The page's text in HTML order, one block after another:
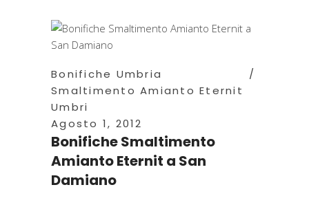
Bonifiche Umbria
Smaltimento Amianto Eternit
Umbri
Agosto 1, 2012
Bonifiche Smaltimento
Amianto Eternit a San
Damiano